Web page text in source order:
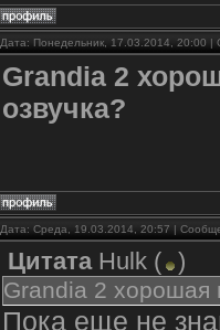
Дата: Понедельник, 17.03.2014, 20:00
Grandia 2
озвучка?
Дата: Среда, 19.03.2014, 20:57 |
Цитата Hulk ( )
Grandia 2 хорошая
Пока еще не